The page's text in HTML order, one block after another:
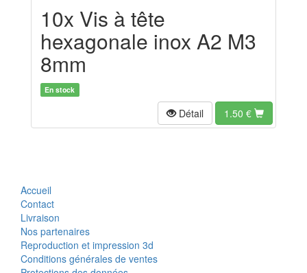
10x Vis à tête
hexagonale inox A2 M3
8mm
En stock
Détail 1.50 €
Accueil
Contact
Livraison
Nos partenaires
Reproduction et impression 3d
Conditions générales de ventes